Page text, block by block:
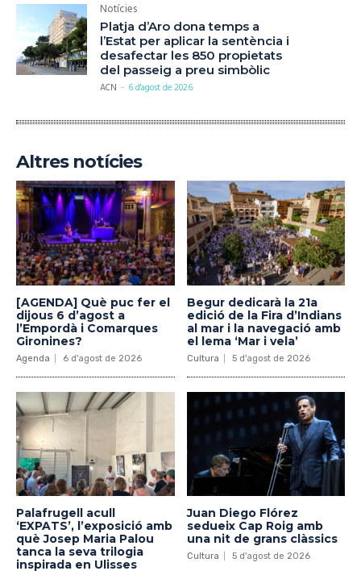
Notícies
Platja d’Aro dona temps a
l’Estat per aplicar la sentència i
desafectar les 850 propietats
del passeig a preu simbòlic
ACN - 6 d'agost de 2026
Altres notícies
[AGENDA] Què puc fer el
dijous 6 d’agost a
l’Empordà i Comarques
Gironines?
Agenda 6 d'agost de 2026
Begur dedicarà la 21a
edició de la Fira d’Indians
al mar i la navegació amb
el lema ‘Mar i vela’
Cultura 5 d'agost de 2026
Palafrugell acull
‘EXPATS’, l’exposició amb
què Josep Maria Palou
tanca la seva trilogia
inspirada en Ulisses
Juan Diego Flórez
sedueix Cap Roig amb
una nit de grans clàssics
Cultura 5 d'agost de 2026